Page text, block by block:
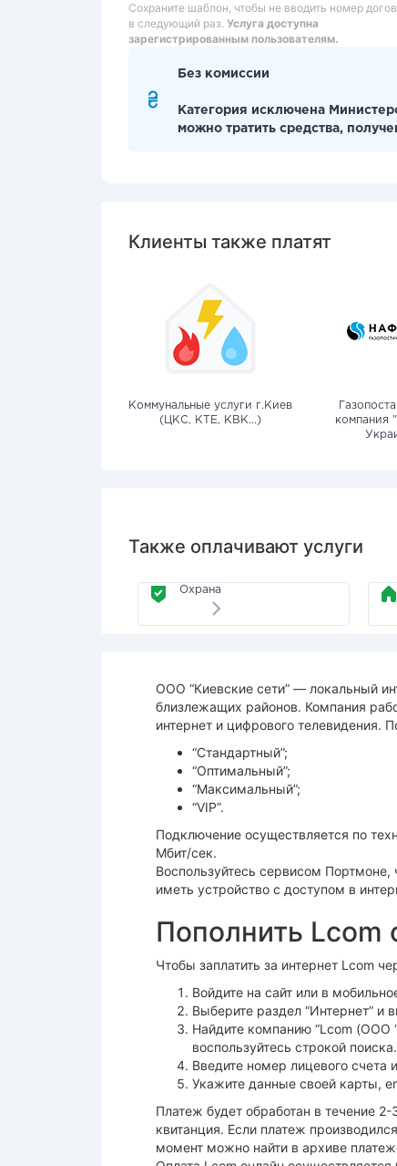
Сохраните шаблон, чтобы не вводить номер
в следующий раз. Услуга доступна
зарегистрированным пользователям.
Без комиссии
Категория исключена
можно тратить средства,
Клиенты также платят
Коммунальные услуги г.Киев
(ЦКС, КТЕ, КВК...)
компания
Также оплачивают услуги
Охрана
ООО “Киевские сети” — локальный
близлежащих районов. Компания
интернет и цифрового телевидения.
“Стандартный”;
“Оптимальный”;
“Максимальный”;
“VIP”.
Подключение осуществляется по
Мбит/сек.
Воспользуйтесь сервисом Портмоне,
иметь устройство с доступом в
Пополнить Lcom
Чтобы заплатить за интернет Lcom
Войдите на сайт или в
Выберите раздел “Интернет” и
Найдите компанию “Lcom (ООО
воспользуйтесь строкой поиска.
Введите номер лицевого счета
Укажите данные своей карты,
Платеж будет обработан в течение
квитанция. Если платеж
момент можно найти в архиве